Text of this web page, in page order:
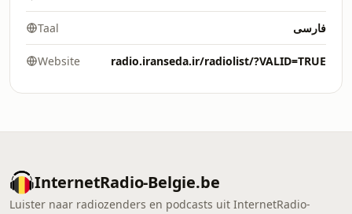
Taal فارسی
Website radio.iranseda.ir/radiolist/?VALID=TRUE
InternetRadio-Belgie.be
Luister naar radiozenders en podcasts uit InternetRadio-